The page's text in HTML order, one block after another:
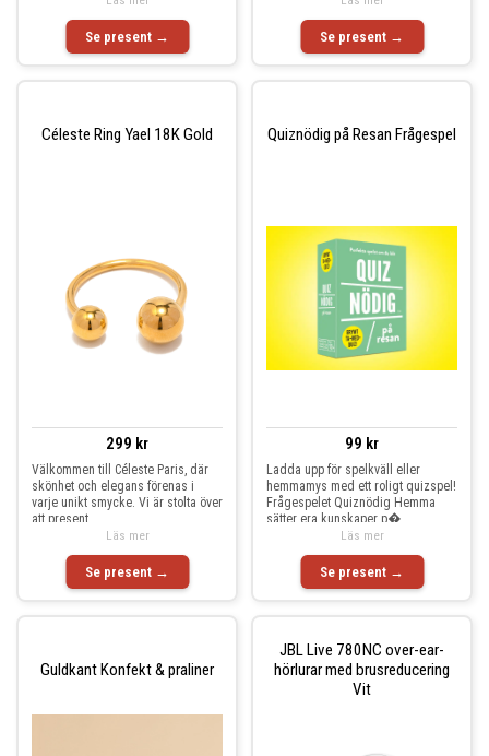
Se present → Se present →
Céleste Ring Yael 18K Gold
299 kr
Välkommen till Céleste Paris, där
skönhet och elegans förenas i
varje unikt smycke. Vi är stolta över
att present
Se present →
Läs mer
Quiznödig på Resan Frågespel
99 kr
Ladda upp för spelkväll eller
hemmamys med ett roligt quizspel!
Frågespelet Quiznödig Hemma
sätter era kunskaper p�
Se present →
Läs mer
Guldkant Konfekt & praliner
JBL Live 780NC over-ear-
hörlurar med brusreducering
Vit